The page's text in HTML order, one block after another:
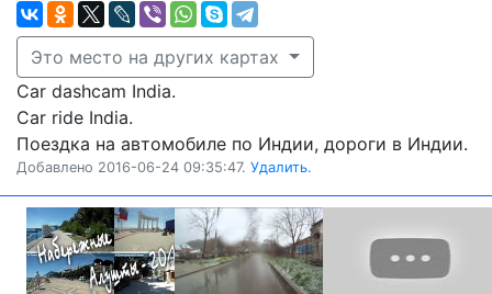
Это место на других картах
Car dashcam India.
Car ride India.
Поездка на автомобиле по Индии, дороги в Индии.
Добавлено 2016-06-24 09:35:47. Удалить.